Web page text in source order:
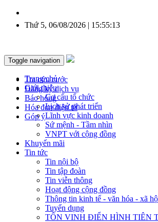
Tra cứu cước
Đăng ký dịch vụ
Báo hỏng
Hóa đơn điện tử
Góp ý
Thứ 5, 06/08/2026 | 15:55:14
Toggle navigation
Trang chủ
Giới thiệu
Cơ cấu tổ chức
Lịch sử phát triển
Lĩnh vực kinh doanh
Sứ mệnh - Tầm nhìn
VNPT với cộng đồng
Khuyến mãi
Tin tức
Tin nội bộ
Tin tập đoàn
Tin viễn thông
Hoạt động cộng đồng
Thông tin kinh tế - văn hóa - xã
Tuyển dụng
TÔN VINH ĐIỂN HÌNH TIÊN